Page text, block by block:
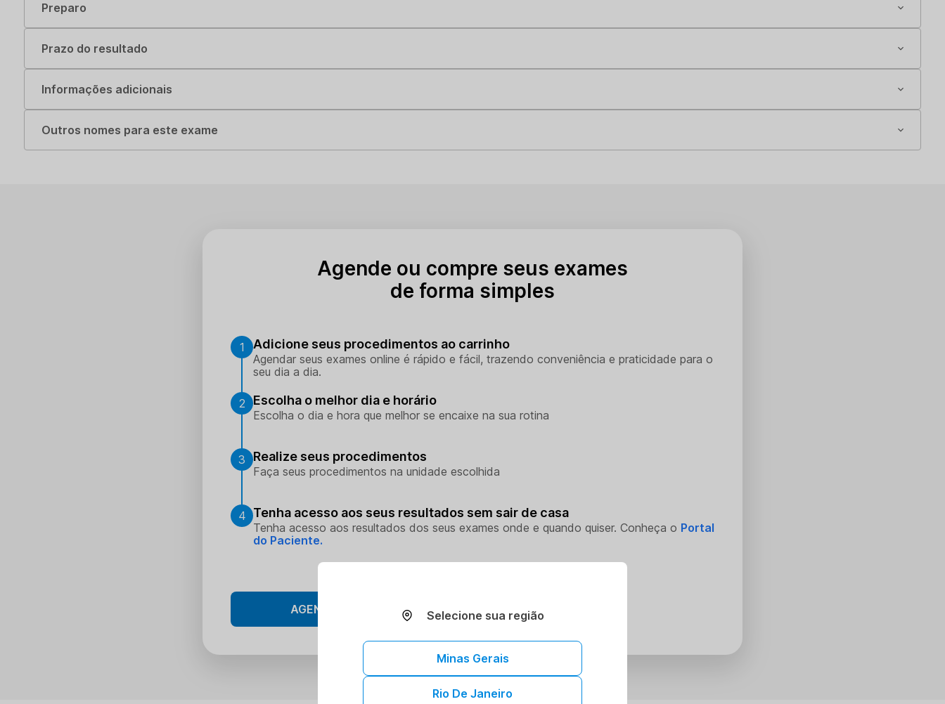
Preparo
Prazo do resultado
Informações adicionais
Outros nomes para este exame
Agende ou compre seus exames
de forma simples
1 Adicione seus procedimentos ao carrinho
Agendar seus exames online é rápido e fácil, trazendo conveniência e praticidade para o
seu dia a dia.
2 Escolha o melhor dia e horário
Escolha o dia e hora que melhor se encaixe na sua rotina
3 Realize seus procedimentos
Faça seus procedimentos na unidade escolhida
4 Tenha acesso aos seus resultados sem sair de casa
Tenha acesso aos resultados dos seus exames onde e quando quiser. Conheça o Portal
do Paciente.
AGENDAR AGORA Selecione sua região
Minas Gerais
Rio De Janeiro